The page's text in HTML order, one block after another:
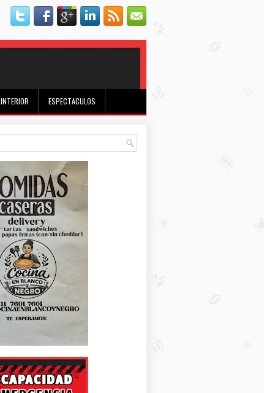
INTERIOR ESPECTACULOS